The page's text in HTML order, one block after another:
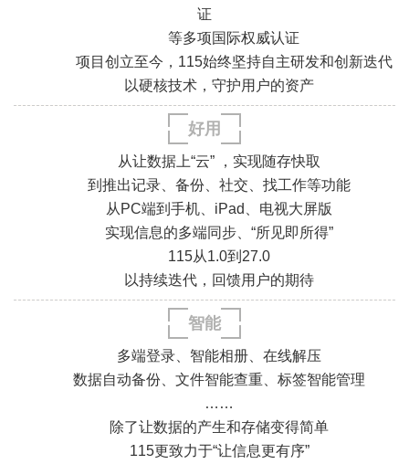
.
.
.
.
证
等多项国际权威认证
项目创立至今，115始终坚持自主研发和创新迭代
以硬核技术，守护用户的资产
好用
.
.
.
.
从让数据上“云” ，实现随存快取
到推出记录、备份、社交、找工作等功能
从PC端到手机、iPad、电视大屏版
实现信息的多端同步、“所见即所得”
115从1.0到27.0
以持续迭代，回馈用户的期待
智能
多端登录、智能相册、在线解压
数据自动备份、文件智能查重、标签智能管理
……
除了让数据的产生和存储变得简单
115更致力于“让信息更有序”